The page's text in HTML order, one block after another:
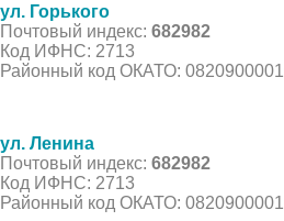
ул. Горького
Почтовый индекс: 682982
Код ИФНС: 2713
Районный код ОКАТО:
ул. Ленина
Почтовый индекс: 682982
Код ИФНС: 2713
Районный код ОКАТО: